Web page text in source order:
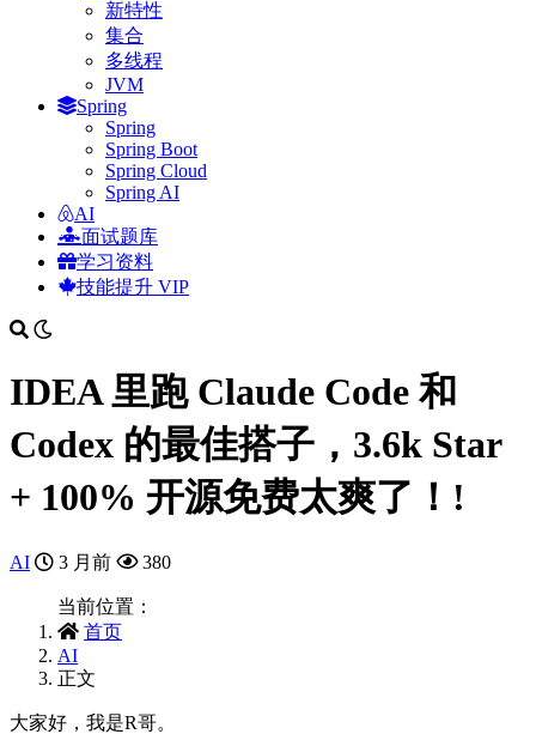
新特性
集合
多线程
JVM
Spring
Spring
Spring Boot
Spring Cloud
Spring AI
AI
面试题库
学习资料
技能提升 VIP
IDEA 里跑 Claude Code 和
Codex 的最佳搭子，3.6k Star
+ 100% 开源免费太爽了！!
AI 3 月前 380
当前位置：
首页
AI
正文
大家好，我是R哥。